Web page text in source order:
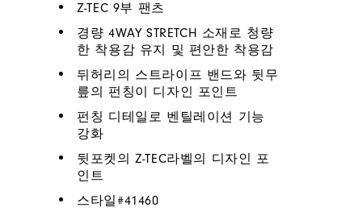
Z-TEC 9부 팬츠
경량 4WAY STRETCH 소재로 청량
한 착용감 유지 및 편안한 착용감
뒤허리의 스트라이프 밴드와 뒷무
릎의 펀칭이 디자인 포인트
펀칭 디테일로 벤틸레이션 기능
강화
뒷포켓의 Z-TEC라벨의 디자인 포
인트
스타일#41460